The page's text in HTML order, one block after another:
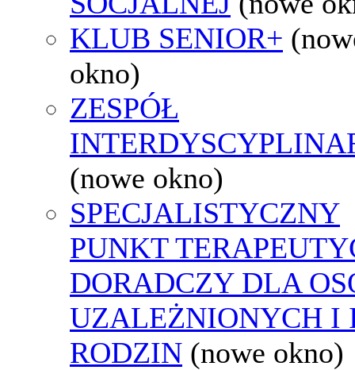
KLUB SENIOR+
okno)
ZESPÓŁ
(nowe okno)
SPECJALISTYCZNY
PUNKT
DORADCZY DLA
UZALEŻNIONYCH I
RODZIN (nowe okno)